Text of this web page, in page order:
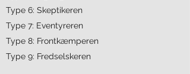
Type 6: Skeptikeren
Type 7: Eventyreren
Type 8: Frontkæmperen
Type 9: Fredselskeren